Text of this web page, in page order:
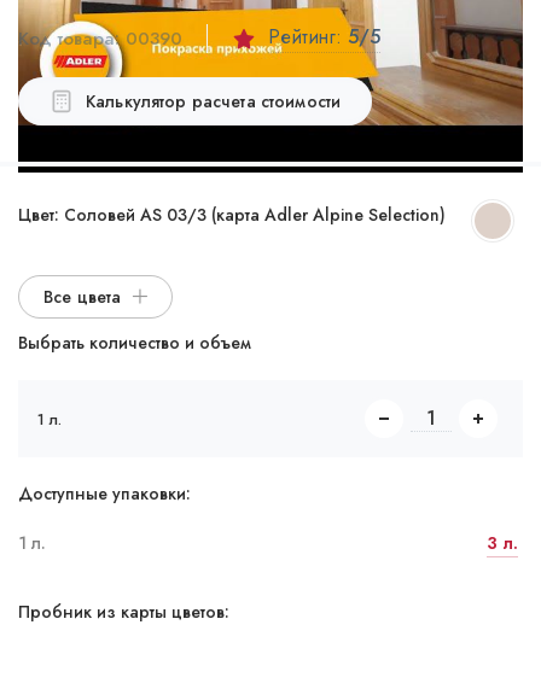
Код товара:00390 Рейтинг: 5/5
Калькулятор расчета стоимости
Цвет: Соловей AS 03/3 (карта Adler Alpine Selection)
Все цвета
Выбрать количество и объем
1 л.
Доступные упаковки:
1 л. 3 л.
Пробник из карты цветов: